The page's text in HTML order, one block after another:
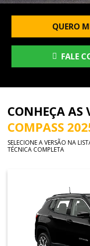
QUERO
FALE
CONHEÇA AS
COMPASS
SELECIONE A VERSÃO NA
TÉCNICA COMPLETA